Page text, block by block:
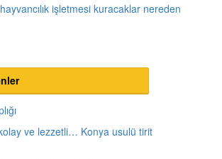
işletmesi kuracaklar nereden
ve lezzetli… Konya usulü tirit